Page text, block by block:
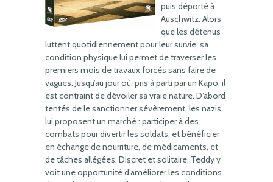
puis déporté à
Auschwitz. Alors
que les détenus
luttent quotidiennement pour leur survie, sa
condition physique lui permet de traverser les
premiers mois de travaux forcés sans faire de
vagues. Jusqu’au jour où, pris à parti par un Kapo, il
est contraint de dévoiler sa vraie nature. D’abord
tentés de le sanctionner sévèrement, les nazis
lui proposent un marché : participer à des
combats pour divertir les soldats, et bénéficier
en échange de nourriture, de médicaments, et
de tâches allégées. Discret et solitaire, Teddy y
voit une opportunité d’améliorer les conditions